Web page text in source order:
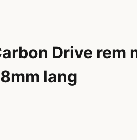
Drive rem
lang